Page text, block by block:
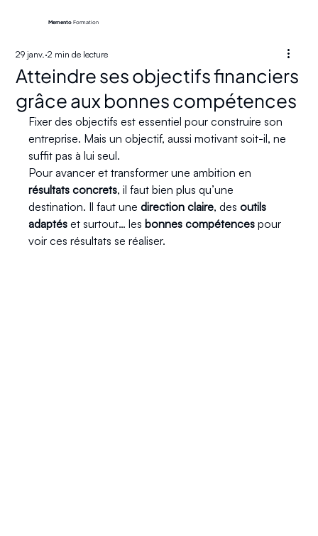
Memento Formation
Atteindre ses objectifs financiers
grâce aux bonnes compétences
29 janv. 2 min de lecture
Fixer des objectifs est essentiel pour construire son
entreprise. Mais un objectif, aussi motivant soit-il, ne
suffit pas à lui seul.
Pour avancer et transformer une ambition en
résultats concrets, il faut bien plus qu’une
destination. Il faut une direction claire, des outils
adaptés et surtout… les bonnes compétences pour
voir ces résultats se réaliser.